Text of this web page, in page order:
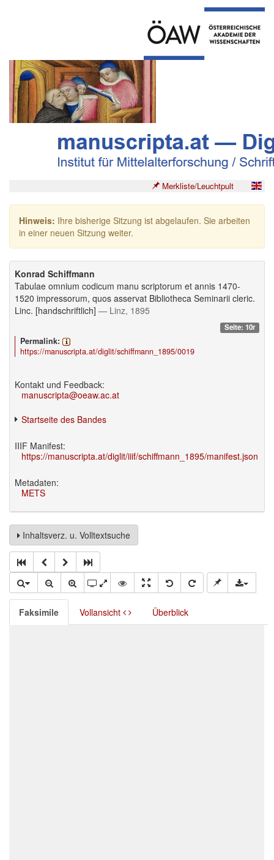
Merkliste/Leuchtpult
Hinweis: Ihre bisherige Sitzung ist abgelaufen. Sie arbeiten
in einer neuen Sitzung weiter.
Konrad Schiffmann
Tabulae omnium codicum manu scriptorum et annis 1470-
1520 impressorum, quos asservat Bibliotheca Seminarii cleric.
Linc. [handschriftlich] — Linz, 1895
Seite: 10r
Permalink:
https://manuscripta.at/diglit/schiffmann_1895/0019
Kontakt und Feedback:
manuscripta@oeaw.ac.at
Startseite des Bandes
IIIF Manifest:
https://manuscripta.at/diglit/iiif/schiffmann_1895/manifest.json
Metadaten:
METS
Inhaltsverz. u. Volltextsuche
Faksimile Vollansicht Überblick